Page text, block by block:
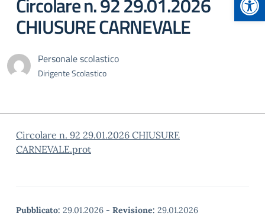
CHIUSURE CARNEVALE
Personale scolastico
Dirigente Scolastico
Circolare n. 92 29.01.2026 CHIUSURE
CARNEVALE.prot
Pubblicato: 29.01.2026 - Revisione: 29.01.2026